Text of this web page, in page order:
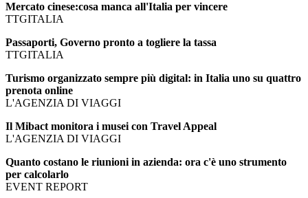
Mercato cinese:cosa manca all'Italia per vincere
TTGITALIA
Passaporti, Governo pronto a togliere la tassa
TTGITALIA
Turismo organizzato sempre più digital: in Italia uno su quattro
prenota online
L'AGENZIA DI VIAGGI
Il Mibact monitora i musei con Travel Appeal
L'AGENZIA DI VIAGGI
Quanto costano le riunioni in azienda: ora c'è uno strumento
per calcolarlo
EVENT REPORT